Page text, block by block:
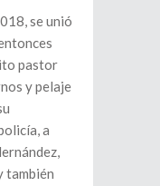
se unió
pastor
y pelaje
a
también